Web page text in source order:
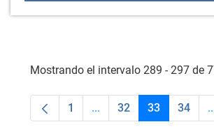
Mostrando el intervalo 289 - 297 de
Página
1 ...Páginas intermedias
Página
32 Página
33 34